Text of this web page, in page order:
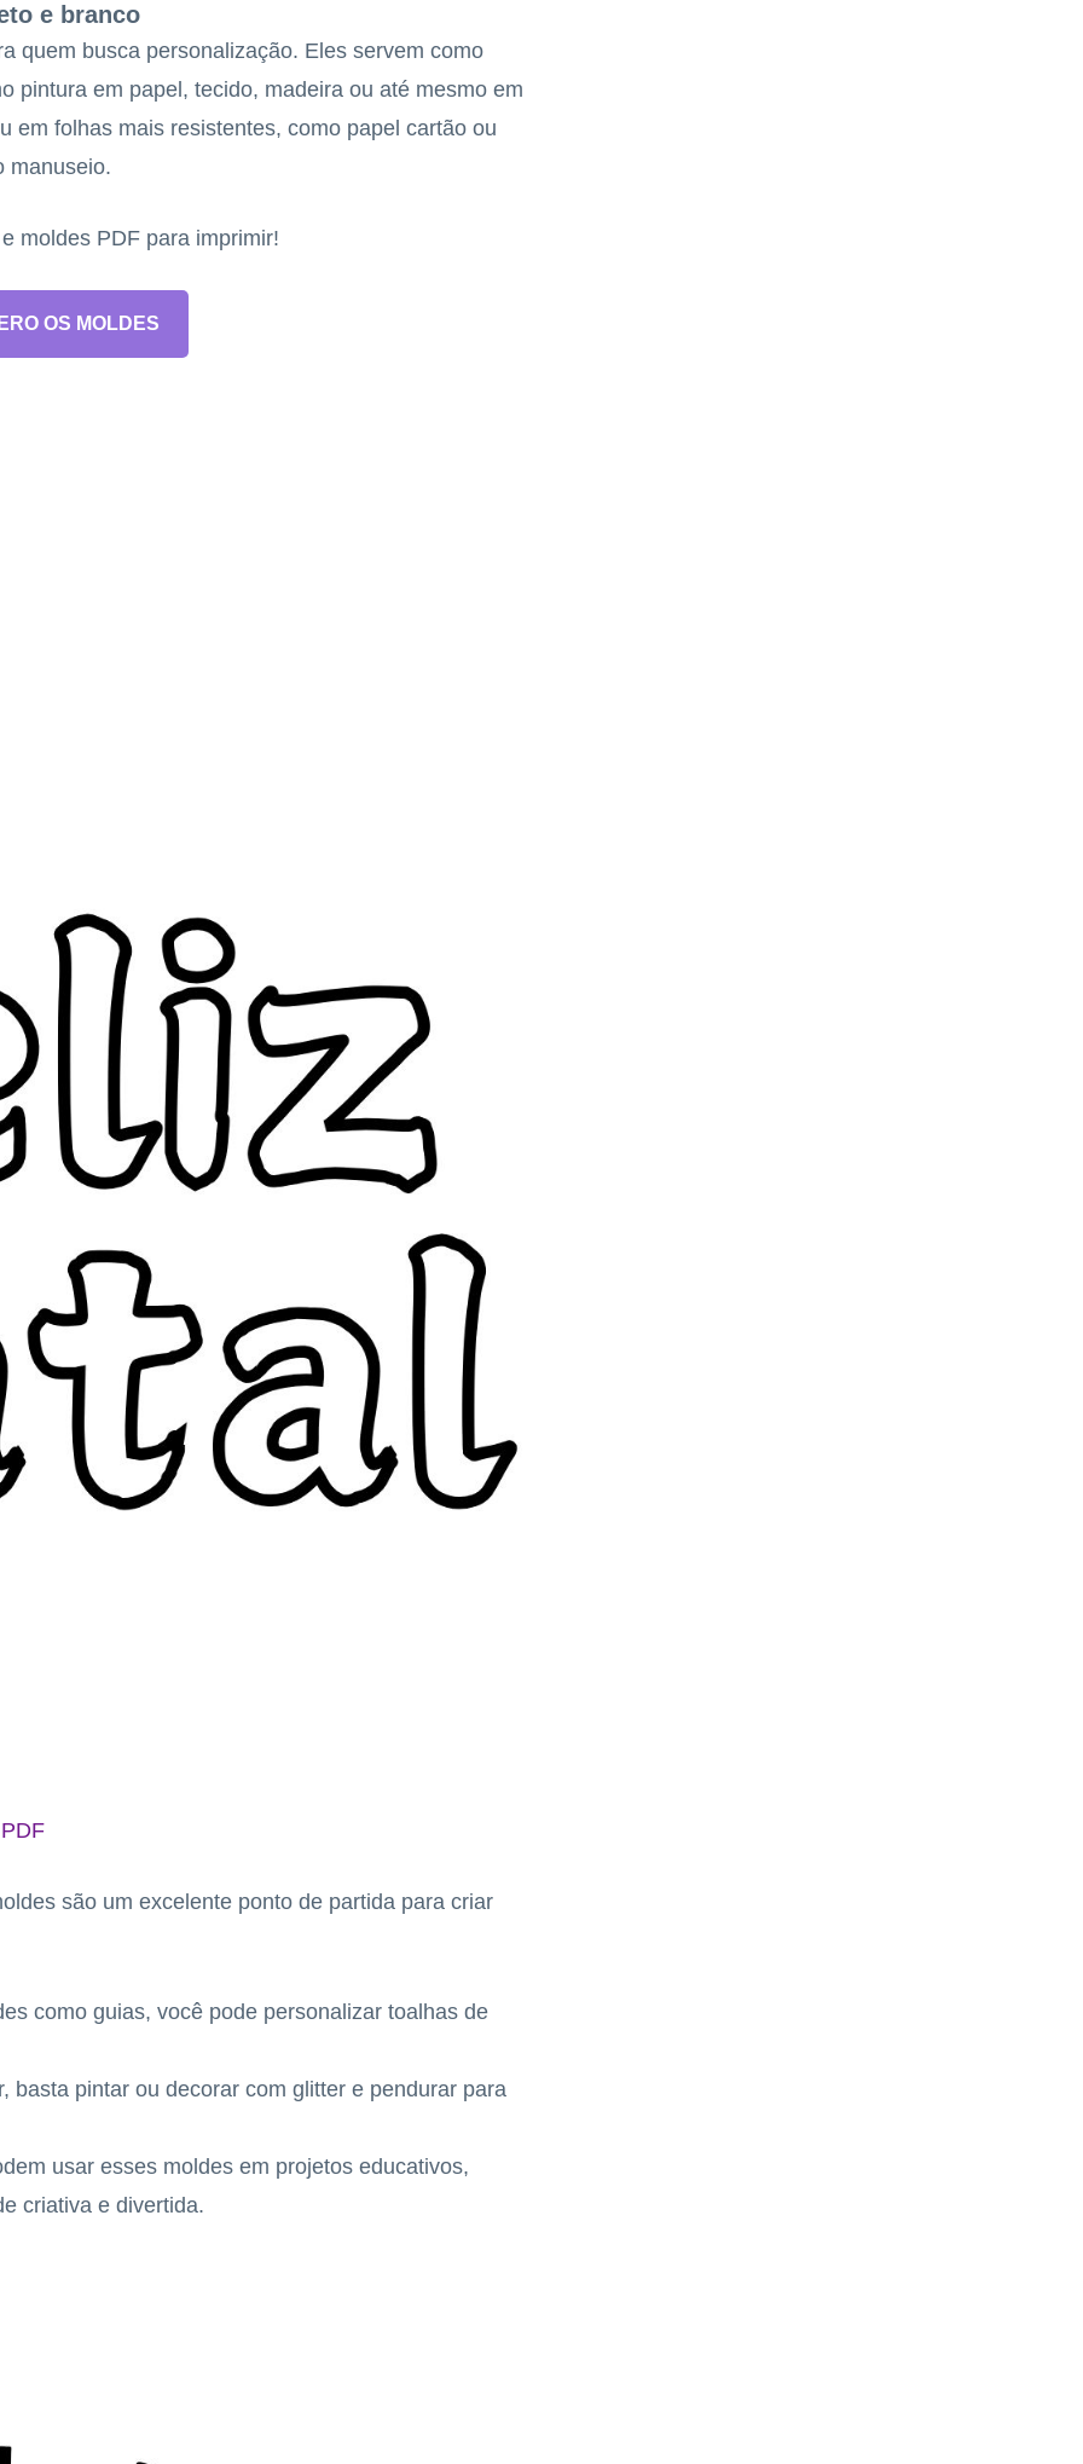
e branco
quem busca personalização. Eles servem como
pintura em papel, tecido, madeira ou até mesmo em
em folhas mais resistentes, como papel cartão ou
manuseio.
moldes PDF para imprimir!
OS MOLDES
são um excelente ponto de partida para criar
como guias, você pode personalizar toalhas de
basta pintar ou decorar com glitter e pendurar para
usar esses moldes em projetos educativos,
criativa e divertida.